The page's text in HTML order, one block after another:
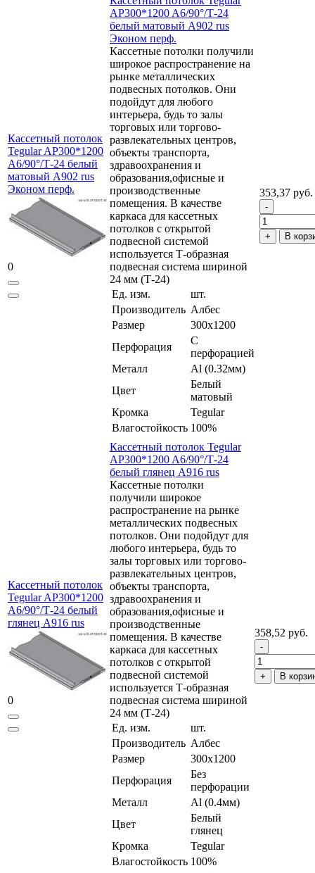
Кассетный потолок
Tegular AP300*1200
A6/90°/Т-24 белый
матовый А902 rus
Эконом перф.
0
AP300*1200 A6/90°/Т-24
белый матовый А902 rus
Эконом перф.
Кассетные потолки получили
широкое распространение на
рынке металлических
подвесных потолков. Они
подойдут для любого
интерьера, будь то залы
торговых или торгово-
развлекательных центров,
объекты транспорта,
здравоохранения и
образования,офисные и
производственные
помещения. В качестве
каркаса для кассетных
потолков с открытой
подвесной системой
используется Т-образная
подвесная система шириной
24 мм (Т-24)
Ед. изм.
шт.
Производитель Албес
Размер
300x1200
Перфорация
С
перфорацией
Металл
Al (0.32мм)
Цвет
Белый
матовый
Кромка
Tegular
Влагостойкость 100%
353,37 руб.
В
Кассетный потолок
Tegular AP300*1200
A6/90°/Т-24 белый
глянец A916 rus
0
Кассетный потолок Tegular
AP300*1200 A6/90°/Т-24
белый глянец A916 rus
Кассетные потолки
получили широкое
распространение на рынке
металлических подвесных
потолков. Они подойдут для
любого интерьера, будь то
залы торговых или торгово-
развлекательных центров,
объекты транспорта,
здравоохранения и
образования,офисные и
производственные
помещения. В качестве
каркаса для кассетных
потолков с открытой
подвесной системой
используется Т-образная
подвесная система шириной
24 мм (Т-24)
Ед. изм.
шт.
Производитель Албес
Размер
300x1200
Перфорация
Без
перфорации
Металл
Al (0.4мм)
Цвет
Белый
глянец
Кромка
Tegular
Влагостойкость 100%
358,52 руб.
В